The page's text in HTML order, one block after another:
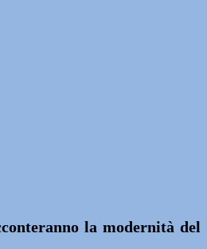
la modernità del